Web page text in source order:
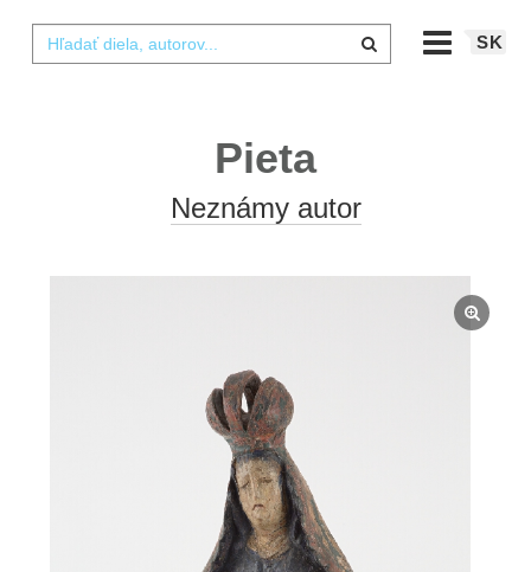
SK
Pieta
Neznámy autor